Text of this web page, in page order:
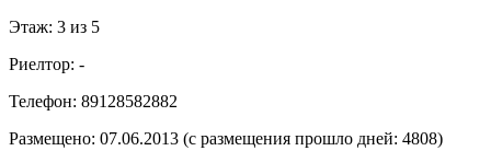
Этаж: 3 из 5
Риелтор: -
Телефон: 89128582882
Размещено: 07.06.2013 (с размещения прошло дней: 4808)